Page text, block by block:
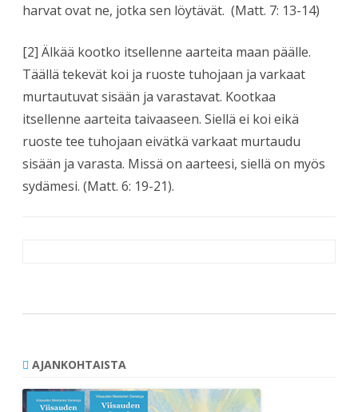
harvat ovat ne, jotka sen löytävät. (Matt. 7: 13-14)
[2] Älkää kootko itsellenne aarteita maan päälle.
Täällä tekevät koi ja ruoste tuhojaan ja varkaat
murtautuvat sisään ja varastavat. Kootkaa
itsellenne aarteita taivaaseen. Siellä ei koi eikä
ruoste tee tuhojaan eivätkä varkaat murtaudu
sisään ja varasta. Missä on aarteesi, siellä on myös
sydämesi. (Matt. 6: 19-21).
AJANKOHTAISTA